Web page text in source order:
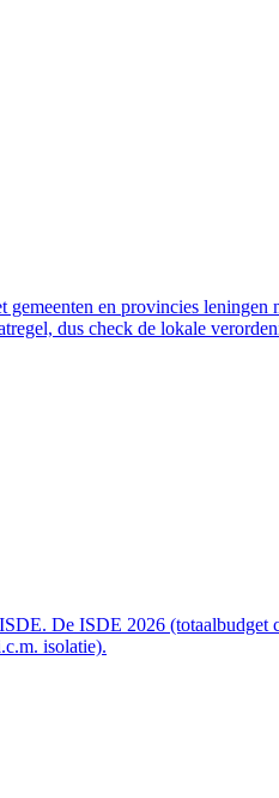
gemeenten en provincies
dus check de lokale
De ISDE 2026
isolatie).